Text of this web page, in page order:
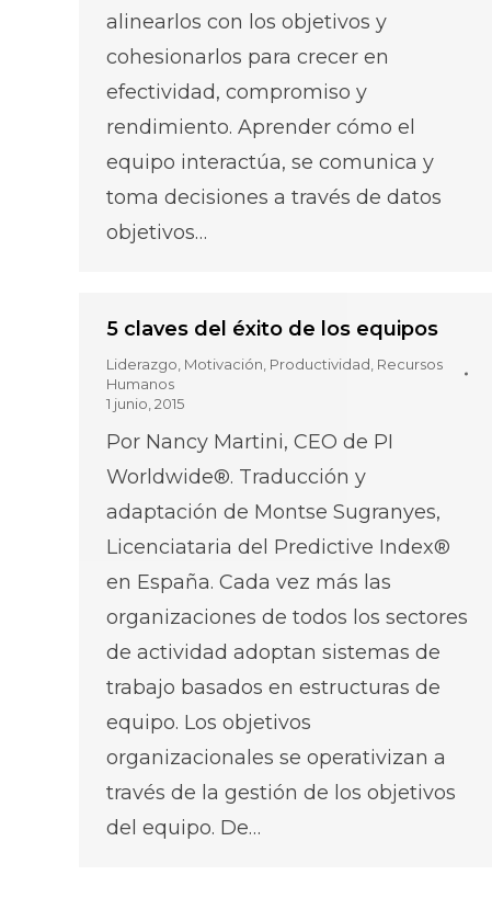
alinearlos con los objetivos y
cohesionarlos para crecer en
efectividad, compromiso y
rendimiento. Aprender cómo el
equipo interactúa, se comunica y
toma decisiones a través de datos
objetivos…
5 claves del éxito de los equipos
Liderazgo Motivación Productividad Recursos
Humanos
1 junio, 2015
Por Nancy Martini, CEO de PI
Worldwide®. Traducción y
adaptación de Montse Sugranyes,
Licenciataria del Predictive Index®
en España. Cada vez más las
organizaciones de todos los sectores
de actividad adoptan sistemas de
trabajo basados en estructuras de
equipo. Los objetivos
organizacionales se operativizan a
través de la gestión de los objetivos
del equipo. De…